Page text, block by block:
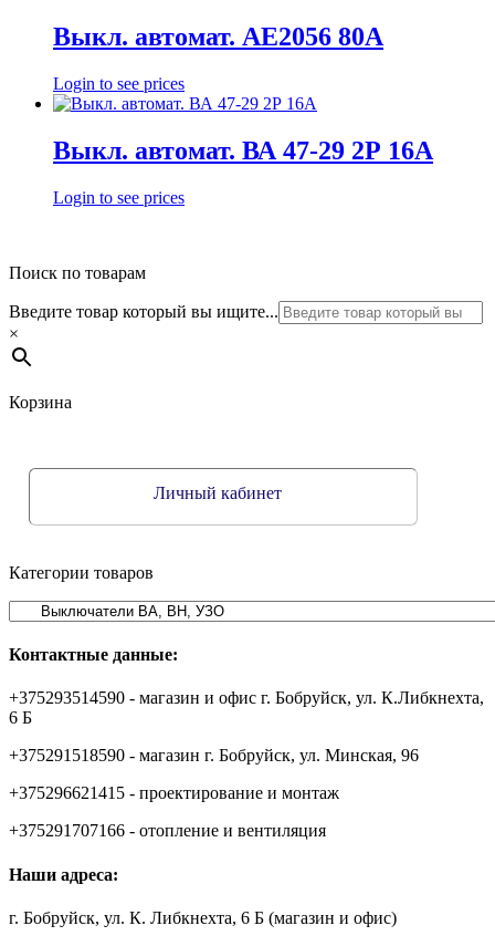
Выкл. автомат. АЕ2056 80А
Login to see prices
Выкл. автомат. ВА 47-29 2Р 16А
Login to see prices
Поиск по товарам
Введите товар который вы ищите...
×
Корзина
Личный кабинет
Категории товаров
Контактные данные:
+375293514590 - магазин и офис г. Бобруйск, ул. К.Либкнехта,
6 Б
+375291518590 - магазин г. Бобруйск, ул. Минская, 96
+375296621415 - проектирование и монтаж
+375291707166 - отопление и вентиляция
Наши адреса:
г. Бобруйск, ул. К. Либкнехта, 6 Б (магазин и офис)